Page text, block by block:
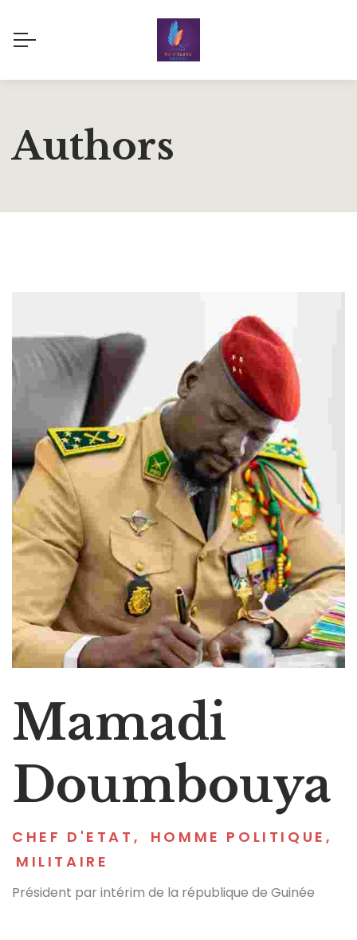
Authors
Mamadi
Doumbouya
CHEF D'ETAT , HOMME POLITIQUE ,
MILITAIRE
Président par intérim de la république de Guinée